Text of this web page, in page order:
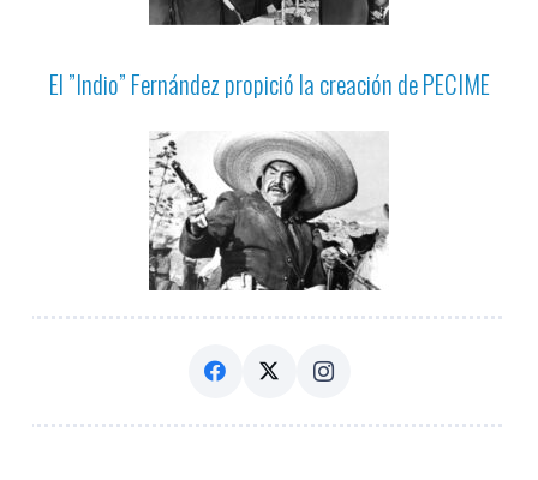
El ”Indio” Fernández propició la creación de PECIME